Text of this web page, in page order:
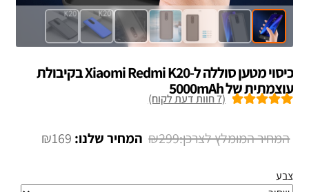
כיסוי מטען סוללה ל-Xiaomi Redmi K20 בקיבולת
עוצמתית של 5000mAh
(
7חוות דעת לקוח)
₪299
המחיר
היה:
₪169 המחיר
הוא:
צבע